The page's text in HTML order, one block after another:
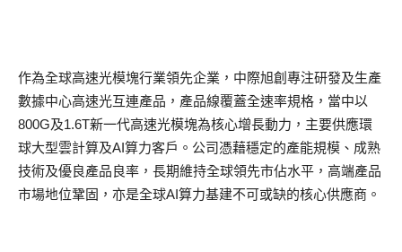
作為全球高速光模塊行業領先企業，中際旭創專注研發及生產
數據中心高速光互連產品，產品線覆蓋全速率規格，當中以
800G及1.6T新一代高速光模塊為核心增長動力，主要供應環
球大型雲計算及AI算力客戶。公司憑藉穩定的產能規模、成熟
技術及優良產品良率，長期維持全球領先市佔水平，高端產品
市場地位鞏固，亦是全球AI算力基建不可或缺的核心供應商。